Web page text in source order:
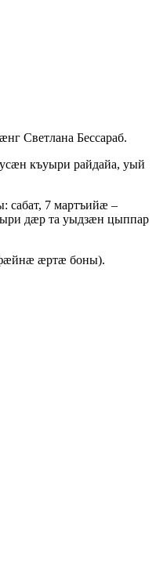
Светлана Бессараб.
къуыри райдайа, уый
7 мартъийæ –
дæр та уыдзæн цыппар
æртæ боны).